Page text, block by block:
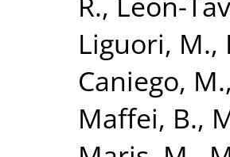
Liguori, M.,
Caniego, M.,
Maffei, B.,